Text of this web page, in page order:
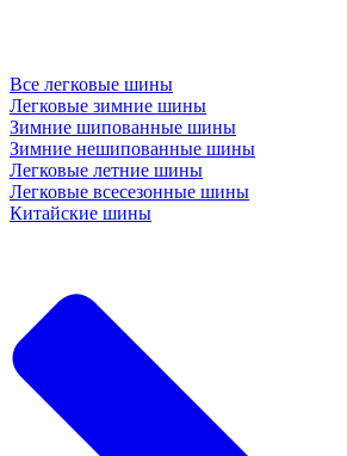
Все легковые шины
Легковые зимние шины
Зимние шипованные шины
Зимние нешипованные шины
Легковые летние шины
Легковые всесезонные шины
Китайские шины